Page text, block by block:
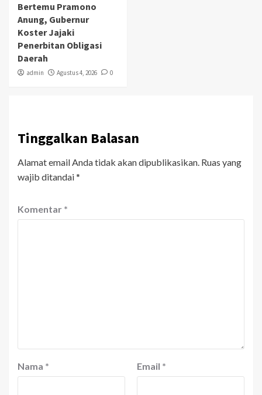
Bertemu Pramono
Anung, Gubernur
Koster Jajaki
Penerbitan Obligasi
Daerah
admin Agustus 4, 2026 0
Tinggalkan Balasan
Alamat email Anda tidak akan dipublikasikan. Ruas yang
wajib ditandai*
Komentar *
Nama * Email *